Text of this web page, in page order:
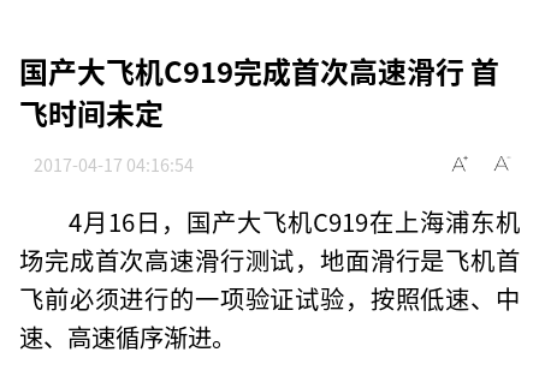
国产大飞机C919完成首次高速滑行 首
飞时间未定
2017-04-17 04:16:54
4月16日，国产大飞机C919在上海浦东机
场完成首次高速滑行测试，地面滑行是飞机首
飞前必须进行的一项验证试验，按照低速、中
速、高速循序渐进。